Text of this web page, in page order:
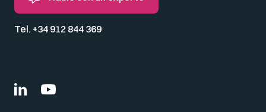
Tel. +34 912 844 369